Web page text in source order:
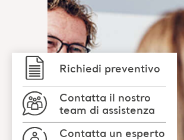
Richiedi preventivo
Contatta il nostro
team di assistenza
Contatta un esperto